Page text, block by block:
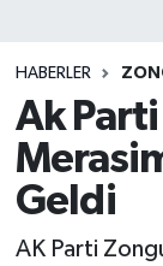
HABERLER
Ak Parti
Geldi
AK Parti
DÜZCE
EREĞLİ